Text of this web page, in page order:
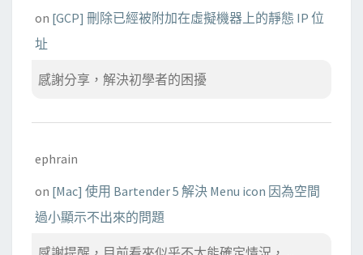
on [GCP] 刪除已經被附加在虛擬機器上的靜態 IP 位
址
感謝分享，解決初學者的困擾
ephrain
on [Mac] 使用 Bartender 5 解決 Menu icon 因為空間
過小顯示不出來的問題